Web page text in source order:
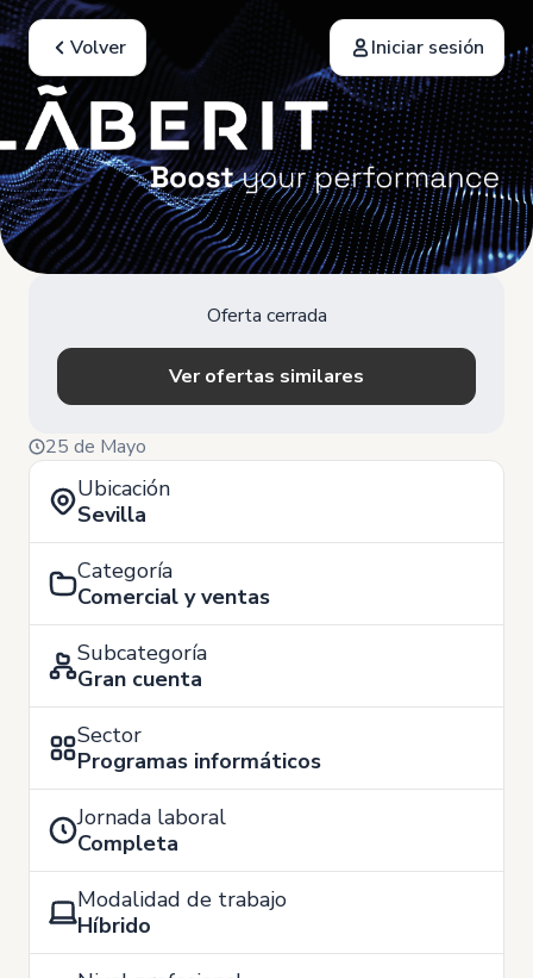
Volver Iniciar sesión
Oferta cerrada
Ver ofertas similares
25 de Mayo
Ubicación
Sevilla
Categoría
Comercial y ventas
Subcategoría
Gran cuenta
Sector
Programas informáticos
Jornada laboral
Completa
Modalidad de trabajo
Híbrido